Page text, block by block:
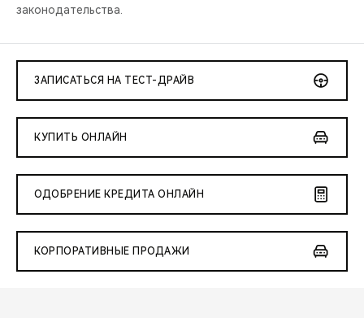
законодательства.
ЗАПИСАТЬСЯ НА ТЕСТ-ДРАЙВ
КУПИТЬ ОНЛАЙН
ОДОБРЕНИЕ КРЕДИТА ОНЛАЙН
КОРПОРАТИВНЫЕ ПРОДАЖИ